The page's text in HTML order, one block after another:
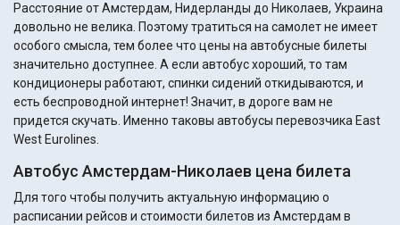
Расстояние от Амстердам, Нидерланды до Николаев, Украина
довольно не велика. Поэтому тратиться на самолет не имеет
особого смысла, тем более что цены на автобусные билеты
значительно доступнее. А если автобус хороший, то там
кондиционеры работают, спинки сидений откидываются, и
есть беспроводной интернет! Значит, в дороге вам не
придется скучать. Именно таковы автобусы перевозчика East
West Eurolines.
Автобус Амстердам-Николаев цена билета
Для того чтобы получить актуальную информацию о
расписании рейсов и стоимости билетов из Амстердам в